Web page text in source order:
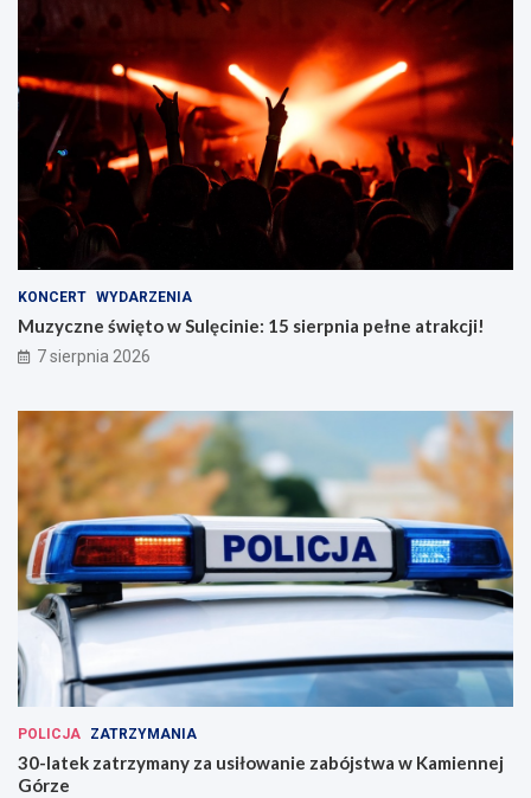
KONCERT WYDARZENIA
Muzyczne święto w Sulęcinie: 15 sierpnia pełne atrakcji!
7 sierpnia 2026
POLICJA ZATRZYMANIA
30-latek zatrzymany za usiłowanie zabójstwa w Kamiennej
Górze